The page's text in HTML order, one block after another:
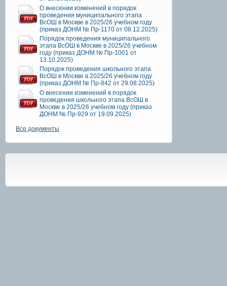
О внесении изменений в порядок
проведения муниципального этапа
ВсОШ в Москве в 2025/26 учебном году
(приказ ДОНМ № Пр-1170 от 08.12.2025)
Порядок проведения муниципального
этапа ВсОШ в Москве в 2025/26 учебном
году (приказ ДОНМ № Пр-1001 от
13.10.2025)
Порядок проведения школьного этапа
ВсОШ в Москве в 2025/26 учебном году
(приказ ДОНМ № Пр-842 от 29.08.2025)
О внесении изменений в порядок
проведения школьного этапа ВсОШ в
Москве в 2025/26 учебном году (приказ
ДОНМ № Пр-929 от 19.09.2025)
Все документы